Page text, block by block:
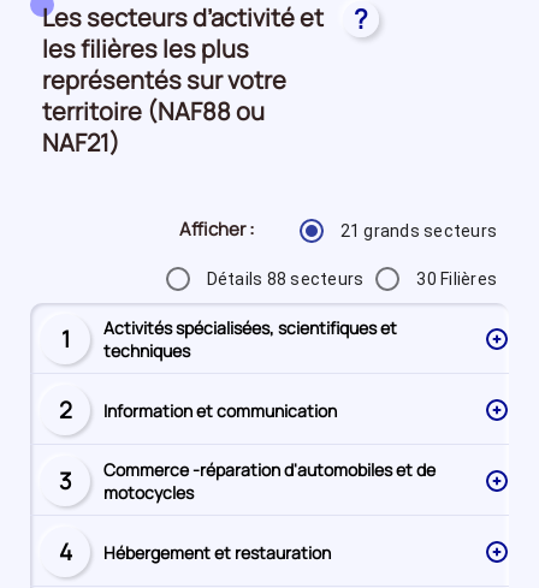
Les secteurs d’activité et
les filières les plus
représentés sur votre
territoire (NAF88 ou
NAF21)
?
Afficher : 21 grands secteurs
Détails 88 secteurs 30 Filières
Secteur
numéro
1
Activités spécialisées, scientifiques et
techniques
Secteur
numéro
2 Information et communication
Secteur
numéro
3
Commerce -réparation d'automobiles et de
motocycles
Secteur
numéro
4 Hébergement et restauration